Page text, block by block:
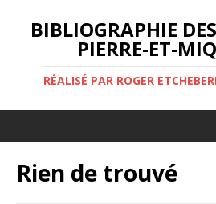
BIBLIOGRAPHIE
PIERRE-ET-
RÉALISÉ PAR ROGER
Rien de trouvé